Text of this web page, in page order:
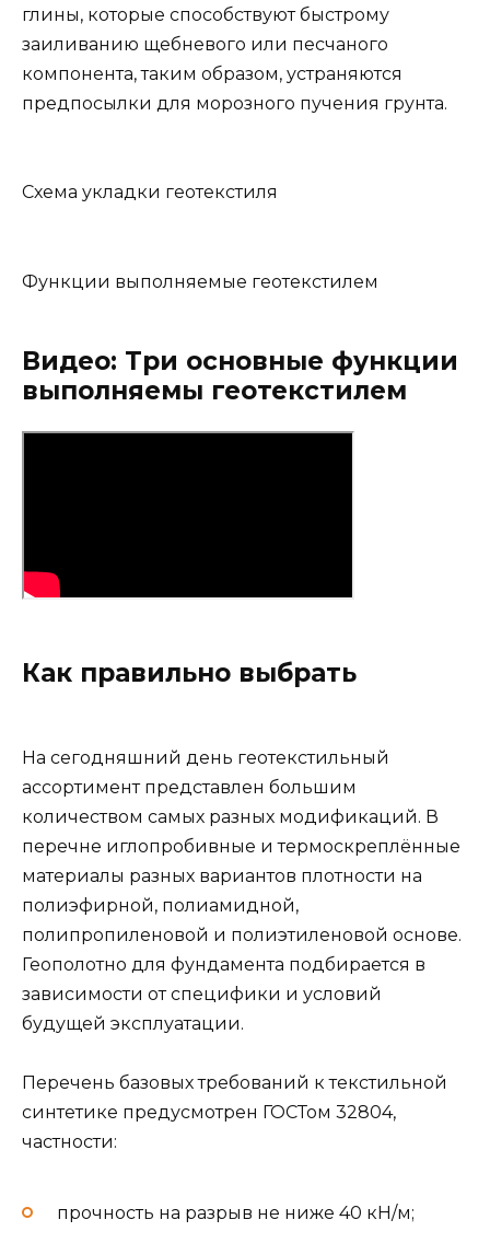
глины, которые способствуют быстрому
заиливанию щебневого или песчаного
компонента, таким образом, устраняются
предпосылки для морозного пучения грунта.
Схема укладки геотекстиля
Функции выполняемые геотекстилем
Видео: Три основные функции
выполняемы геотекстилем
Как правильно выбрать
На сегодняшний день геотекстильный
ассортимент представлен большим
количеством самых разных модификаций. В
перечне иглопробивные и термоскреплённые
материалы разных вариантов плотности на
полиэфирной, полиамидной,
полипропиленовой и полиэтиленовой основе.
Геополотно для фундамента подбирается в
зависимости от специфики и условий
будущей эксплуатации.
Перечень базовых требований к текстильной
синтетике предусмотрен ГОСТом 32804,
частности:
прочность на разрыв не ниже 40 кН/м;